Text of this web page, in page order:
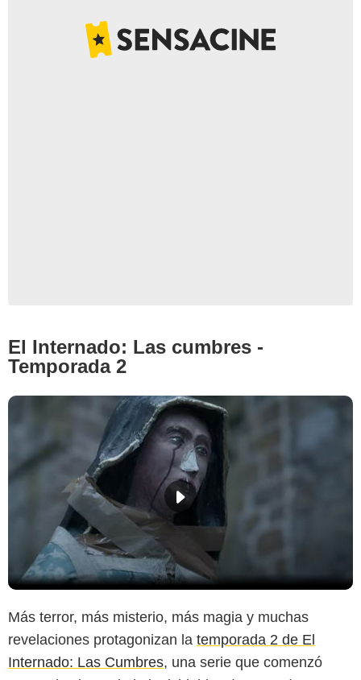
El Internado: Las cumbres -
Temporada 2
Más terror, más misterio, más magia y muchas
revelaciones protagonizan la temporada 2 de El
Internado: Las Cumbres, una serie que comenzó